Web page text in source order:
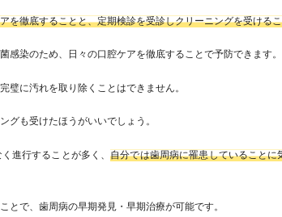
を徹底することと、定期検診を受診しクリーニングを受ける
感染のため、日々の口腔ケアを徹底することで予防できます。
璧に汚れを取り除くことはできません。
グも受けたほうがいいでしょう。
進行することが多く、自分では歯周病に罹患していることに
とで、歯周病の早期発見・早期治療が可能です。